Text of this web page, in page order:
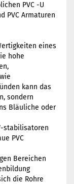
PVC -U
PVC Armaturen
eines
hohe
kann das
sondern
Bläuliche oder
stabilisatoren
PVC
Bereichen
die Rohre